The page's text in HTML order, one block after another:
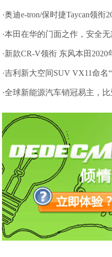
车已量产
·奥迪e-tron/保时捷Taycan领
·本田在华的门面之作，安全
破2万
·新款CR-V领衔 东风本田
·吉利新大空间SUV VX11命
汉兰达
·全球新能源汽车销冠易主，